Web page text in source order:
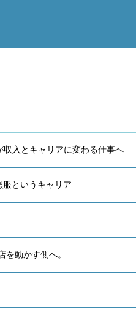
入とキャリアに変わる仕事へ
というキャリア
動かす側へ。